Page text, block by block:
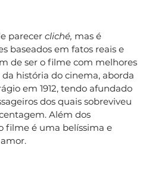
parecer cliché, mas é
baseados em fatos reais e
de ser o filme com melhores
história do cinema, aborda
em 1912, tendo afundado
dos quais sobreviveu
Além dos
filme é uma belíssima e